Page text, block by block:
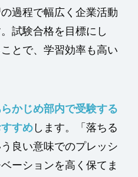
過程で幅広く企業活動
試験合格を目標にし
とで、学習効率も高い
かじめ部内で受験する
すめします。「落ちる
良い意味でのプレッシ
ーションを高く保てま